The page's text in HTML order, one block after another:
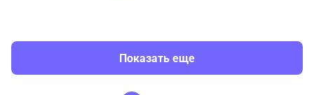
Показать еще